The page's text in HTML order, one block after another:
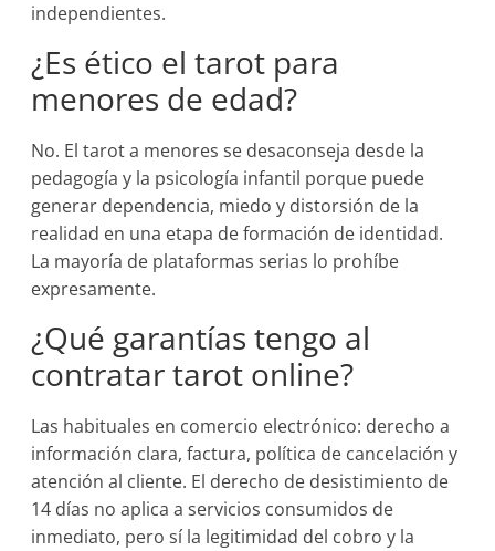
independientes.
¿Es ético el tarot para
menores de edad?
No. El tarot a menores se desaconseja desde la
pedagogía y la psicología infantil porque puede
generar dependencia, miedo y distorsión de la
realidad en una etapa de formación de identidad.
La mayoría de plataformas serias lo prohíbe
expresamente.
¿Qué garantías tengo al
contratar tarot online?
Las habituales en comercio electrónico: derecho a
información clara, factura, política de cancelación y
atención al cliente. El derecho de desistimiento de
14 días no aplica a servicios consumidos de
inmediato, pero sí la legitimidad del cobro y la